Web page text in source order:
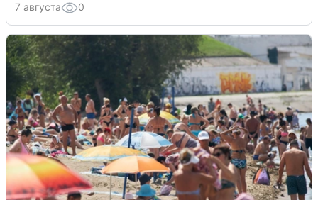
7 августа 0